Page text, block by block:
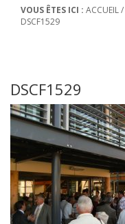
VOUS ÊTES ICI : ACCUEIL/
DSCF1529
DSCF1529